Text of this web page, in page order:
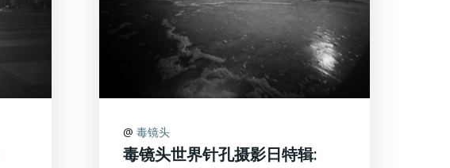
@ 毒镜头
毒镜头世界针孔摄影日特辑: